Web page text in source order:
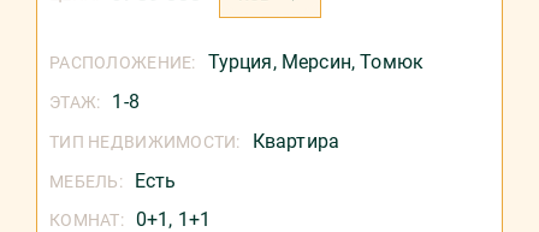
РАСПОЛОЖЕНИЕ: Турция, Мерсин,Томюк
ЭТАЖ: 1-8
ТИП НЕДВИЖИМОСТИ: Квартира
МЕБЕЛЬ: Есть
КОМНАТ: 0+1, 1+1